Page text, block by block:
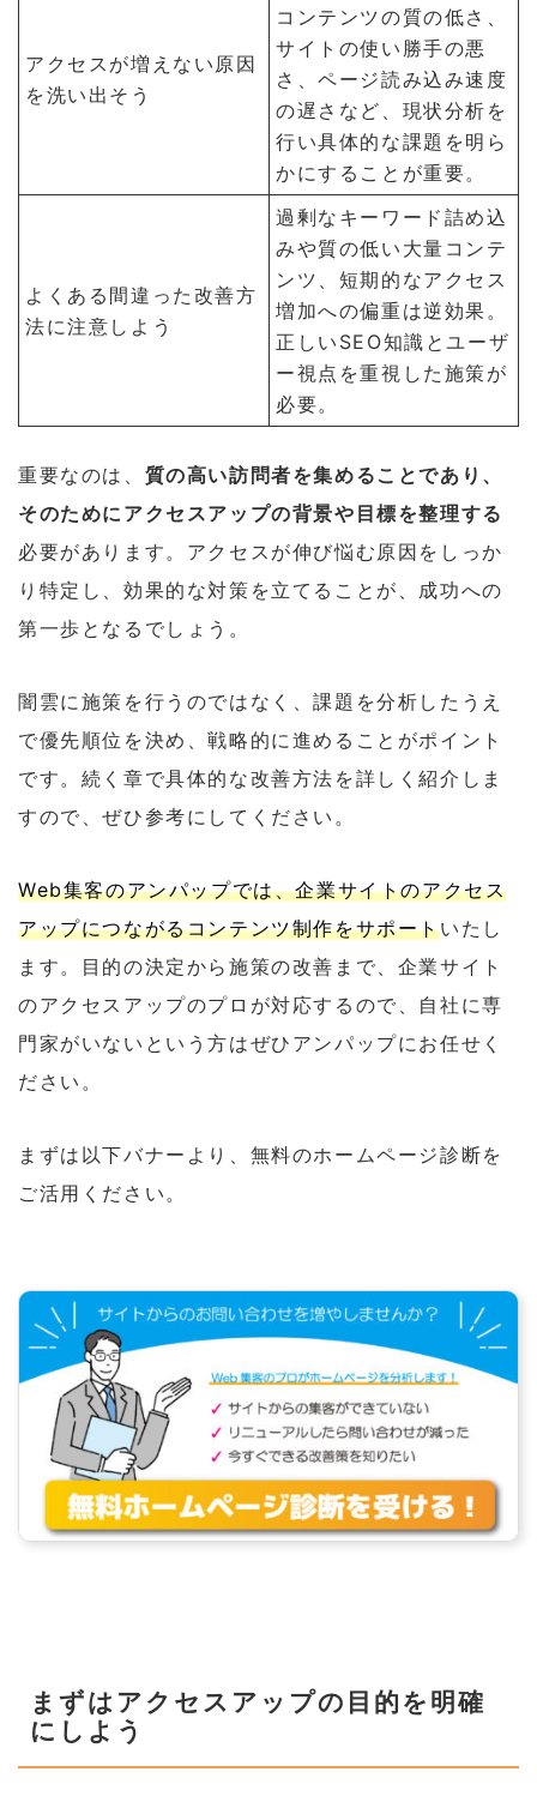
アクセスが増えない原因
を洗い出そう
コンテンツの質の低さ、
サイトの使い勝手の悪
さ、ページ読み込み速度
の遅さなど、現状分析を
行い具体的な課題を明ら
かにすることが重要。
よくある間違った改善方
法に注意しよう
過剰なキーワード詰め込
みや質の低い大量コンテ
ンツ、短期的なアクセス
増加への偏重は逆効果。
正しいSEO知識とユーザ
ー視点を重視した施策が
必要。
重要なのは、 質の高い訪問者を集めることであり、
そのためにアクセスアップの背景や目標を整理する
必要があります。アクセスが伸び悩む原因をしっか
り特定し、効果的な対策を立てることが、成功への
第一歩となるでしょう。
闇雲に施策を行うのではなく、課題を分析したうえ
で優先順位を決め、戦略的に進めることがポイント
です。続く章で具体的な改善方法を詳しく紹介しま
すので、ぜひ参考にしてください。
Web集客のアンパップでは、企業サイトのアクセス
アップにつながるコンテンツ制作をサポートいたし
ます。目的の決定から施策の改善まで、企業サイト
のアクセスアップのプロが対応するので、自社に専
門家がいないという方はぜひアンパップにお任せく
ださい。
まずは以下バナーより、無料のホームページ診断を
ご活用ください。
まずはアクセスアップの目的を明確
にしよう